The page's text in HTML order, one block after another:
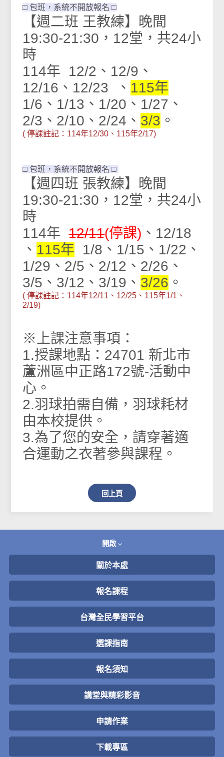
□ 包班，系統不開放報名 □
【週二班 王教練】晚間
19:30-21:30，12堂，共24小
時
114年 12/2、12/9、
12/16、12/23 、 115年
1/6、1/13、1/20、1/27、
2/3、2/10、2/24、 3/3 。
( 停課註記： 114年12/30 、115年2/17)
□ 包班，系統不開放報名 □
【週四班 張教練】晚間
19:30-21:30，12堂，共24小
時
114年12/11(停課) 、12/18
、 115年 1/8、1/15、1/22、
1/29、2/5、2/12、2/26、
3/5、3/12、3/19、 3/26​ 。
( 停課註記 ： 114年12/11、 12/25 、115年1/1、
2/19)
※上課注意事項：
1.授課地點：24701 新北市
蘆洲區中正路172號-活動中
心。
2.羽球拍需自備，羽球耗材
由本校提供。
3.為了您的安全，請穿著適
合運動之衣著參與課程。
回上頁
開啟
關於本處
報名課程
台灣全民學習平台
選課指南
報名須知
講堂與精彩影音
申請作業
下載專區